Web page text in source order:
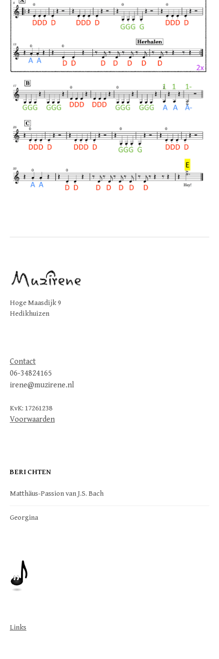
Hoge Maasdijk 9
Hedikhuizen
Contact
06-34824165
irene@muzirene.nl
KvK: 17261238
Voorwaarden
BERICHTEN
Matthäus-Passion van J.S. Bach
Georgina
Links